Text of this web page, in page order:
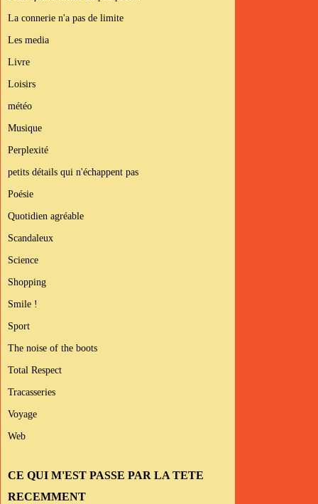
La connerie n'a pas de limite
Les media
Livre
Loisirs
météo
Musique
Perplexité
petits détails qui n'échappent pas
Poésie
Quotidien agréable
Scandaleux
Science
Shopping
Smile !
Sport
The noise of the boots
Total Respect
Tracasseries
Voyage
Web
CE QUI M'EST PASSE PAR LA TETE
RECEMMENT